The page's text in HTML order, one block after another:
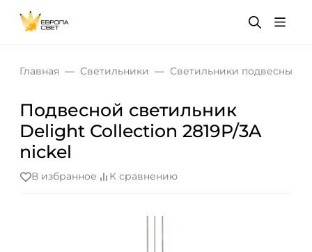
Главная Светильники Светильники подвесные
Подвесной светильник
Delight Collection 2819P/3A
nickel
В избранное К сравнению